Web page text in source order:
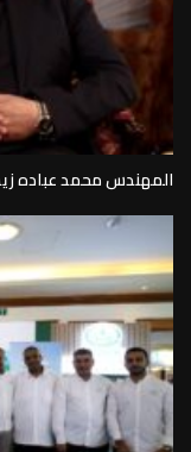
المهندس محمد عباده